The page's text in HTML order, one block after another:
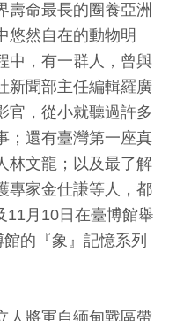
壽命最長的圈養亞洲
悠然自在的動物明
中，有一群人，曾與
新聞部主任編輯羅廣
官，從小就聽過許多
；還有臺灣第一座真
林文龍；以及最了解
專家金仕謙等人，都
11月10日在臺博館舉
的『象』記憶系列
人將軍自緬甸戰區帶